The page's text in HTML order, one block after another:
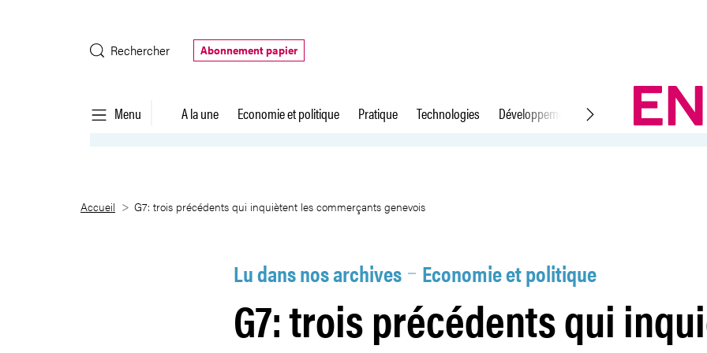
Rechercher
Abonnement papier
Menu A la une Economie et politique Pratique Technologies Développement durable Droit du travail
G7: trois précédents qui inquiètent les commerçants genevois
Accueil G7: trois précédents qui inquiètent les commerçants genevois
Lu dans nos archives Economie et politique
G7: trois précédents qui